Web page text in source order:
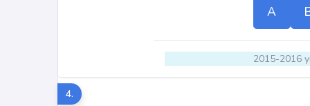
A
2015-2016
4.